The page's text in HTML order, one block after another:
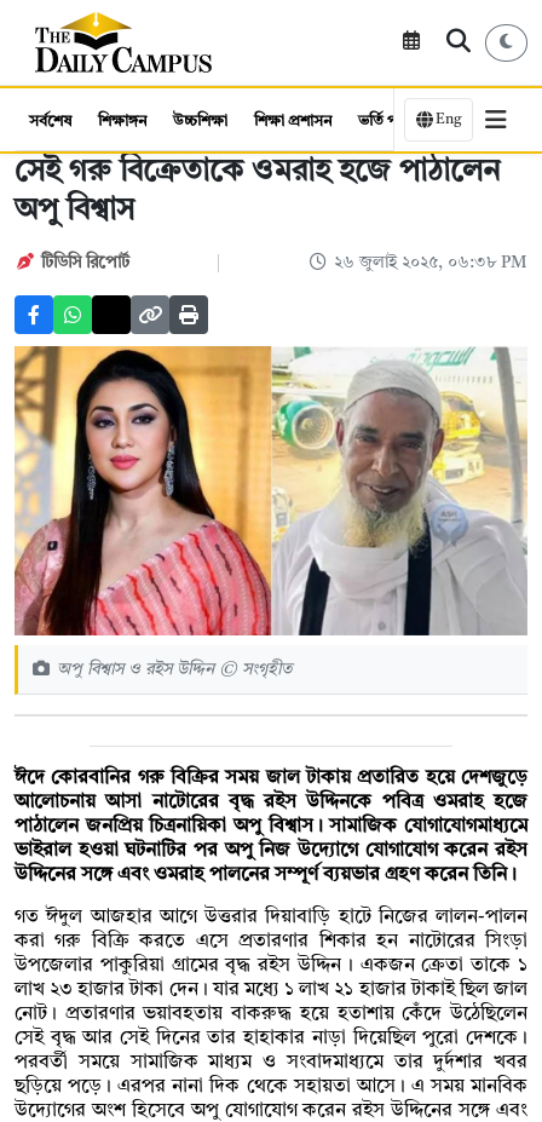
সর্বশেষ শিক্ষাঙ্গন উচ্চশিক্ষা শিক্ষা প্রশাসন ভর্তি পরীক্ষা কর্মসংস্থান
Eng
সেই গরু বিক্রেতাকে ওমরাহ হজে পাঠালেন
অপু বিশ্বাস
টিডিসি রিপোর্ট ২৬ জুলাই ২০২৫, ০৬:৩৮ PM
অপু বিশ্বাস ও রইস উদ্দিন © সংগৃহীত
ঈদে কোরবানির গরু বিক্রির সময় জাল টাকায় প্রতারিত হয়ে দেশজুড়ে
আলোচনায় আসা নাটোরের বৃদ্ধ রইস উদ্দিনকে পবিত্র ওমরাহ হজে
পাঠালেন জনপ্রিয় চিত্রনায়িকা অপু বিশ্বাস। সামাজিক যোগাযোগমাধ্যমে
ভাইরাল হওয়া ঘটনাটির পর অপু নিজ উদ্যোগে যোগাযোগ করেন রইস
উদ্দিনের সঙ্গে এবং ওমরাহ পালনের সম্পূর্ণ ব্যয়ভার গ্রহণ করেন তিনি।
গত ঈদুল আজহার আগে উত্তরার দিয়াবাড়ি হাটে নিজের লালন-পালন
করা গরু বিক্রি করতে এসে প্রতারণার শিকার হন নাটোরের সিংড়া
উপজেলার পাকুরিয়া গ্রামের বৃদ্ধ রইস উদ্দিন । একজন ক্রেতা তাকে ১
লাখ ২৩ হাজার টাকা দেন। যার মধ্যে ১ লাখ ২১ হাজার টাকাই ছিল জাল
নোট। প্রতারণার ভয়াবহতায় বাকরুদ্ধ হয়ে হতাশায় কেঁদে উঠেছিলেন
সেই বৃদ্ধ আর সেই দিনের তার হাহাকার নাড়া দিয়েছিল পুরো দেশকে।
পরবর্তী সময়ে সামাজিক মাধ্যম ও সংবাদমাধ্যমে তার দুর্দশার খবর
ছড়িয়ে পড়ে। এরপর নানা দিক থেকে সহায়তা আসে। এ সময় মানবিক
উদ্যোগের অংশ হিসেবে অপু যোগাযোগ করেন রইস উদ্দিনের সঙ্গে এবং